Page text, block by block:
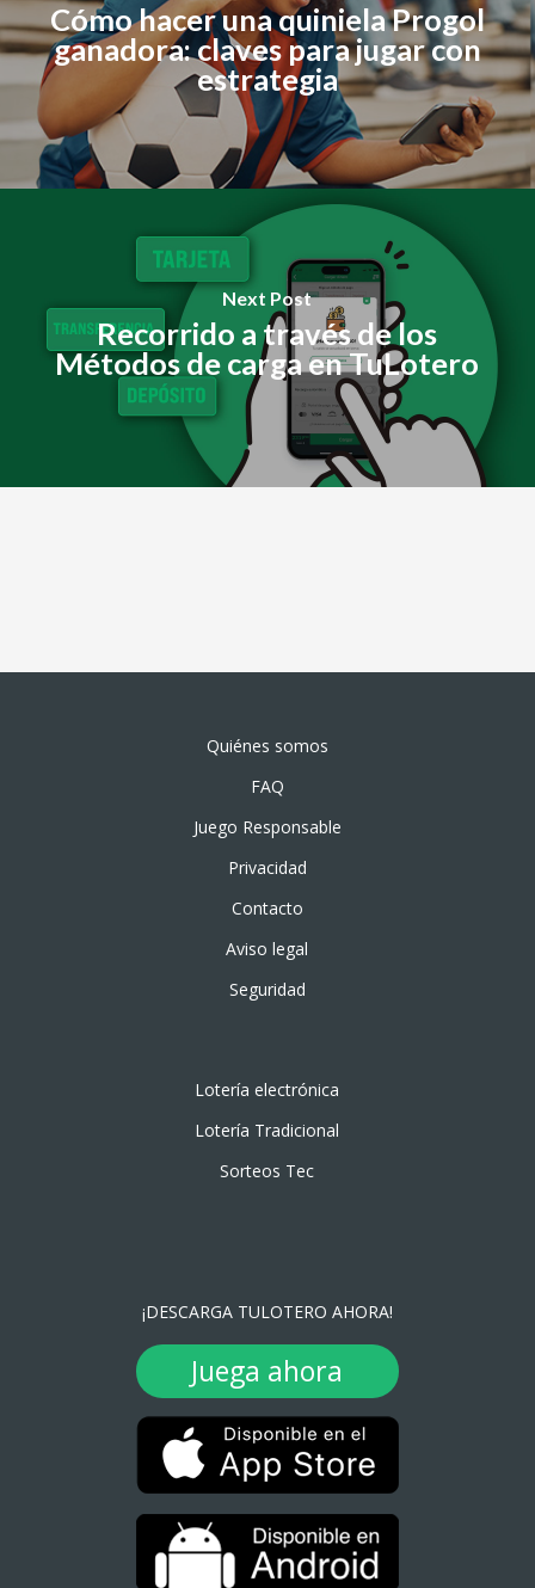
Cómo hacer una quiniela Progol
ganadora: claves para jugar con
estrategia
Next Post
Recorrido a través de los
Métodos de carga en TuLotero
Quiénes somos
FAQ
Juego Responsable
Privacidad
Contacto
Aviso legal
Seguridad
Lotería electrónica
Lotería Tradicional
Sorteos Tec
¡DESCARGA TULOTERO AHORA!
Juega ahora